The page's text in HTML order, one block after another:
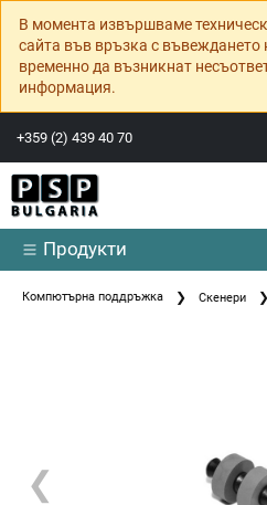
В момента извършваме
сайта във връзка с
временно да възникнат
информация.
+359 (2) 439 40 70
Продукти
Компютърна поддръжка Скенери
❮